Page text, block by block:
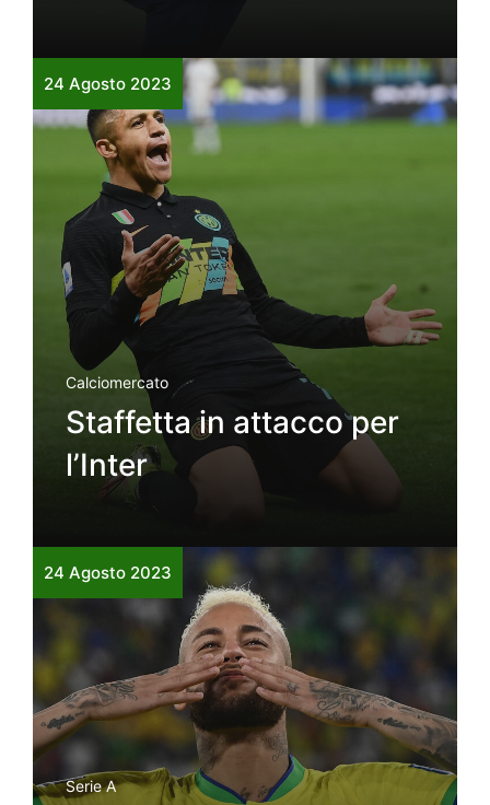
24 Agosto 2023
Calciomercato
Staffetta in attacco per
l’Inter
24 Agosto 2023
Serie A